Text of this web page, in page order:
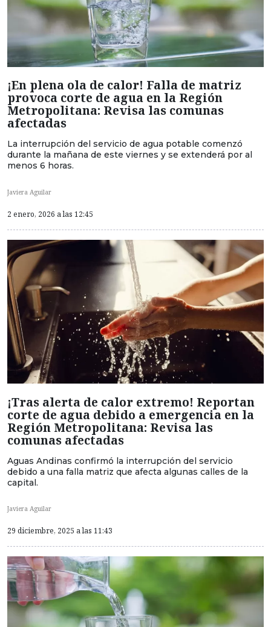
¡En plena ola de calor! Falla de matriz
provoca corte de agua en la Región
Metropolitana: Revisa las comunas
afectadas
La interrupción del servicio de agua potable comenzó
durante la mañana de este viernes y se extenderá por al
menos 6 horas.
Javiera Aguilar
2 enero, 2026 a las 12:45
¡Tras alerta de calor extremo! Reportan
corte de agua debido a emergencia en la
Región Metropolitana: Revisa las
comunas afectadas
Aguas Andinas confirmó la interrupción del servicio
debido a una falla matriz que afecta algunas calles de la
capital.
Javiera Aguilar
29 diciembre, 2025 a las 11:43